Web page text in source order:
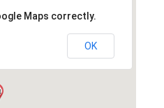
Maps correctly.
OK